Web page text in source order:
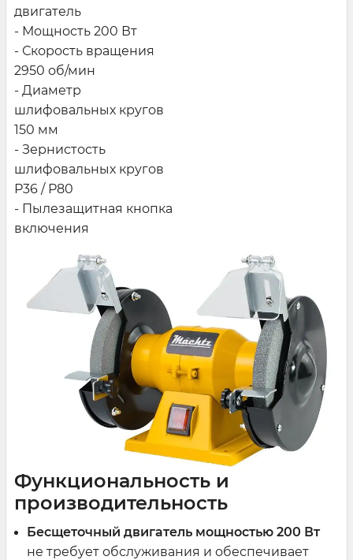
двигатель
- Мощность 200 Вт
- Скорость вращения
2950 об/мин
- Диаметр
шлифовальных кругов
150 мм
- Зернистость
шлифовальных кругов
Р36 / Р80
- Пылезащитная кнопка
включения
Функциональность и
производительность
Бесщеточный двигатель мощностью 200 Вт
не требует обслуживания и обеспечивает